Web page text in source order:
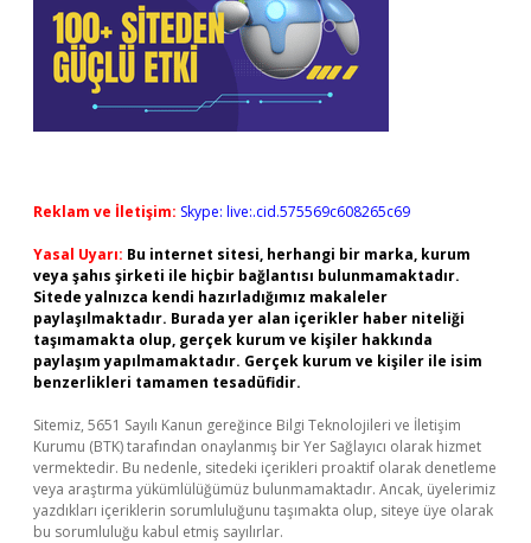
Reklam ve İletişim: Skype: live:.cid.575569c608265c69
Yasal Uyarı: Bu internet sitesi, herhangi bir marka, kurum
veya şahıs şirketi ile hiçbir bağlantısı bulunmamaktadır.
Sitede yalnızca kendi hazırladığımız makaleler
paylaşılmaktadır. Burada yer alan içerikler haber niteliği
taşımamakta olup, gerçek kurum ve kişiler hakkında
paylaşım yapılmamaktadır. Gerçek kurum ve kişiler ile isim
benzerlikleri tamamen tesadüfidir.
Sitemiz, 5651 Sayılı Kanun gereğince Bilgi Teknolojileri ve İletişim
Kurumu (BTK) tarafından onaylanmış bir Yer Sağlayıcı olarak hizmet
vermektedir. Bu nedenle, sitedeki içerikleri proaktif olarak denetleme
veya araştırma yükümlülüğümüz bulunmamaktadır. Ancak, üyelerimiz
yazdıkları içeriklerin sorumluluğunu taşımakta olup, siteye üye olarak
bu sorumluluğu kabul etmiş sayılırlar.